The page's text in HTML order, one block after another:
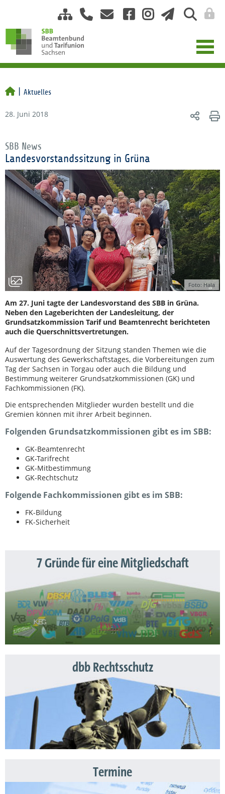
Aktuelles
28. Juni 2018
SBB News
Landesvorstandssitzung in Grüna
Foto: Hala
Am 27. Juni tagte der Landesvorstand des SBB in Grüna.
Neben den Lageberichten der Landesleitung, der
Grundsatzkommission Tarif und Beamtenrecht berichteten
auch die Querschnittsvertretungen.
Auf der Tagesordnung der Sitzung standen Themen wie die
Auswertung des Gewerkschaftstages, die Vorbereitungen zum
Tag der Sachsen in Torgau oder auch die Bildung und
Bestimmung weiterer Grundsatzkommissionen (GK) und
Fachkommissionen (FK).
Die entsprechenden Mitglieder wurden bestellt und die
Gremien können mit ihrer Arbeit beginnen.
Folgenden Grundsatzkommissionen gibt es im SBB:
GK-Beamtenrecht
GK-Tarifrecht
GK-Mitbestimmung
GK-Rechtschutz
Folgende Fachkommissionen gibt es im SBB:
FK-Bildung
FK-Sicherheit
7 Gründe für eine Mitgliedschaft
dbb Rechtsschutz
Termine